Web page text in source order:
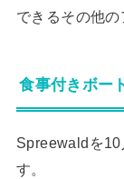
できるその他の
食事付きボー
Spreewaldを
す。